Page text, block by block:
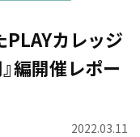
カレッジ
編開催レポー
2022.03.11